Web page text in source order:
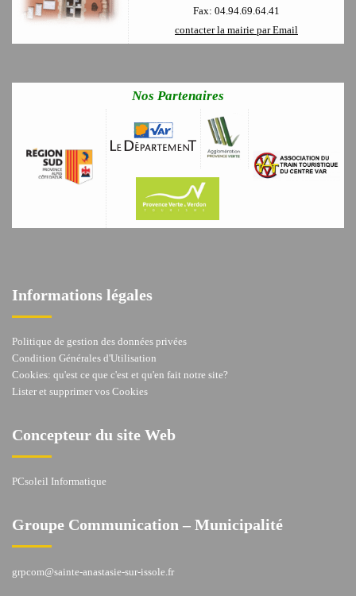
Fax: 04.94.69.64.41
contacter la mairie par Email
Nos Partenaires
Informations légales
Politique de gestion des données privées
Condition Générales d'Utilisation
Cookies: qu'est ce que c'est et qu'en fait notre site?
Lister et supprimer vos Cookies
Concepteur du site Web
PCsoleil Informatique
Groupe Communication – Municipalité
grpcom@sainte-anastasie-sur-issole.fr